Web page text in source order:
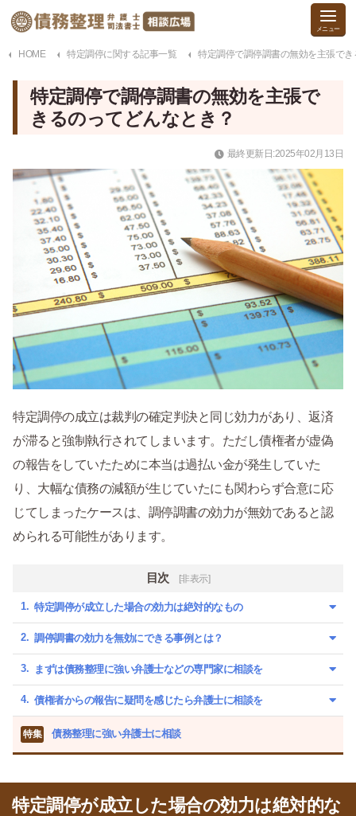
HOME 特定調停に関する記事一覧 特定調停で調停調書の無効を主張で
特定調停で調停調書の無効を主張で
きるのってどんなとき？
最終更新日:2025年02月13日
特定調停の成立は裁判の確定判決と同じ効力があり、返済
が滞ると強制執行されてしまいます。ただし債権者が虚偽
の報告をしていたために本当は過払い金が発生していた
り、大幅な債務の減額が生じていたにも関わらず合意に応
じてしまったケースは、調停調書の効力が無効であると認
められる可能性があります。
目次 [非表示]
特定調停が成立した場合の効力は絶対的なもの
調停調書の効力を無効にできる事例とは？
まずは債務整理に強い弁護士などの専門家に相談を
債権者からの報告に疑問を感じたら弁護士に相談を
特集 債務整理に強い弁護士に相談
特定調停が成立した場合の効力は絶対的な